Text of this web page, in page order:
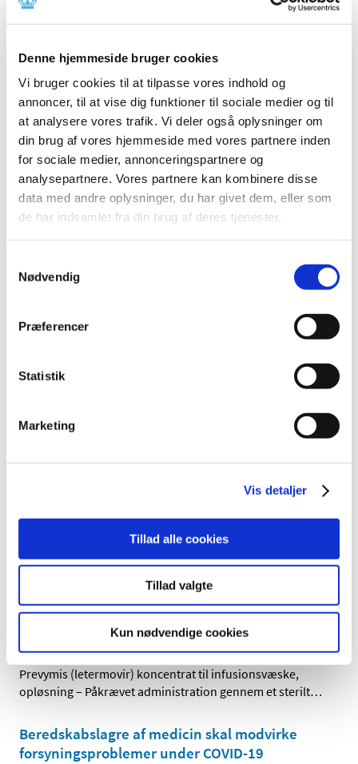
Denne hjemmeside bruger cookies
Vi bruger cookies til at tilpasse vores indhold og
annoncer, til at vise dig funktioner til sociale medier og til
at analysere vores trafik. Vi deler også oplysninger om
din brug af vores hjemmeside med vores partnere inden
for sociale medier, annonceringspartnere og
analysepartnere. Vores partnere kan kombinere disse
data med andre oplysninger, du har givet dem, eller som
de har indsamlet fra din brug af deres tjenester.
Nødvendig
Præferencer
Statistik
Marketing
Vis detaljer
Tillad alle cookies
Tillad valgte
Kun nødvendige cookies
Digoxin
Der er i øjeblikket problemer med forsyningen af Abstral
fra Kyowa Kirin, samt parallelimportører, og Digoxin
Ny dataanalyse: Ibuprofen forværrer ikke
tilstanden for COVID-19-patienter
| 9. september 2020
Brugen af Ibuprofen og andre smerte- og
betændelsesdæmpende lægemidler såkaldte NSAID’er
|8. september 2020
virkning fra 21. september 2020 ændrer tilskudsklausul.
Ameluz, Cyclogyl
Valaciclovir, Ameluz og Cyclogyl
Som led i at forebygge potentielle forsyningsproblemer
for lægemidler under Corona-pandemien, har
DHPC Prevymis (letermovir)
|3. september 2020|
Prevymis (letermovir) koncentrat til infusionsvæske,
opløsning – Påkrævet administration gennem et sterilt…
Beredskabslagre af medicin skal modvirke
forsyningsproblemer under COVID-19